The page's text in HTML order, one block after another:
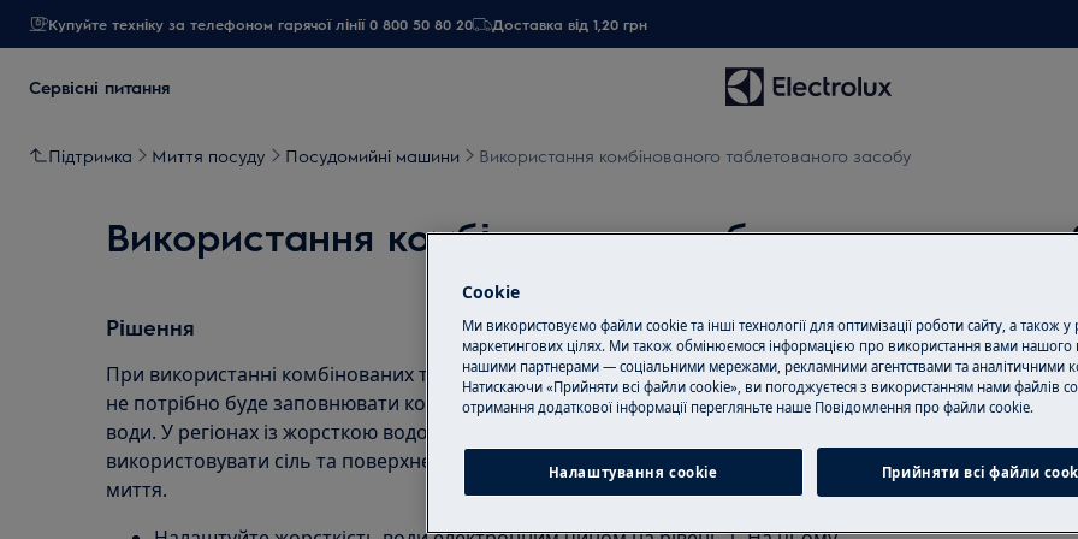
Купуйте техніку за телефоном гарячої лінії 0 800 50 80 20 Доставка від 1,20 грн
Сервісні питання
Підтримка Миття посуду Посудомийні машини Використання комбінованого таблетованого засобу
Використання комбінованого таблетованого
Рішення
При використанні комбінованих таблеток для посудомийних машин, можливо,
не потрібно буде заповнювати контейнер для солі, в залежності від жорсткості
води. У регіонах із жорсткою водою все ж таки рекомендується
використовувати сіль та поверхнево-активну речовину для кращих результатів
миття.
Замовити
Пропонуємо
нашими
обладнання і
всі необхідні
Cookie
Ми використовуємо файли cookie та інші технології для оптимізації роботи сайту, а також у
маркетингових цілях. Ми також обмінюємося інформацією про використання вами нашого
нашими партнерами — соціальними мережами, рекламними агентствами та аналітичними
Натискаючи «Прийняти всі файли cookie», ви погоджуєтеся з використанням нами файлів
отримання додаткової інформації перегляньте наше Пoвідомлення прo файли cookie.
Налаштування cookie Прийняти всі файли